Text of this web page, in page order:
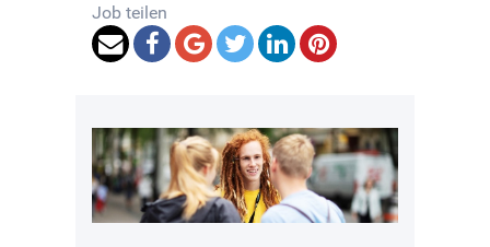
Job teilen